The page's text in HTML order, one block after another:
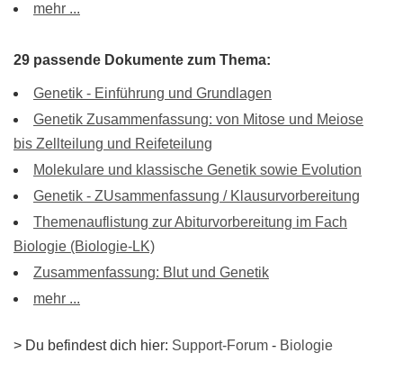
mehr ...
29 passende Dokumente zum Thema:
Genetik - Einführung und Grundlagen
Genetik Zusammenfassung: von Mitose und Meiose
bis Zellteilung und Reifeteilung
Molekulare und klassische Genetik sowie Evolution
Genetik - ZUsammenfassung / Klausurvorbereitung
Themenauflistung zur Abiturvorbereitung im Fach
Biologie (Biologie-LK)
Zusammenfassung: Blut und Genetik
mehr ...
> Du befindest dich hier: Support-Forum - Biologie